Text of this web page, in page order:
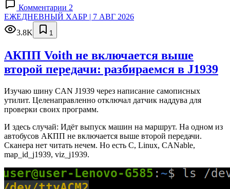
Комментарии 2
ЕЖЕДНЕВНЫЙ ХАБР | 7 АВГ 2026
3.8K
1
АКПП Voith не включается выше
второй передачи: разбираемся в J1939
Изучаю шину CAN J1939 через написание самописных
утилит. Целенаправленно отключал датчик наддува для
проверки своих программ.
И здесь случай: Идёт выпуск машин на маршрут. На одном из
автобусов АКПП не включается выше второй передачи.
Сканера нет читать нечем. Но есть C, Linux, CANable,
map_id_j1939, viz_j1939.